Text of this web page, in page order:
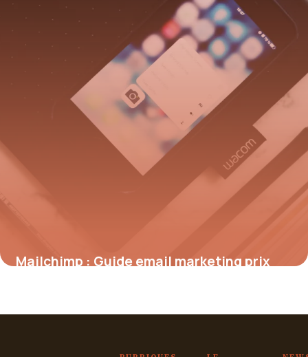
Mailchimp : Guide email marketing prix